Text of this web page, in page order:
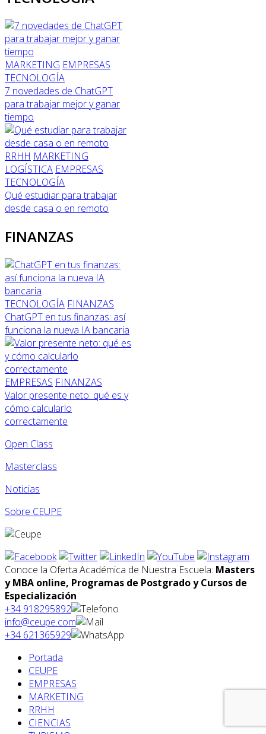
MARKETING EMPRESAS
TECNOLOGÍA
7 novedades de ChatGPT
para trabajar mejor y ganar
tiempo
RRHH MARKETING
LOGÍSTICA EMPRESAS
TECNOLOGÍA
Qué estudiar para trabajar
desde casa o en remoto
FINANZAS
TECNOLOGÍA FINANZAS
ChatGPT en tus finanzas: así
funciona la nueva IA bancaria
EMPRESAS FINANZAS
Valor presente neto: qué es y
cómo calcularlo
correctamente
Open Class
Masterclass
Noticias
Sobre CEUPE
Conoce la Oferta Académica de Nuestra Escuela: Masters
y MBA online, Programas de Postgrado y Cursos de
Especialización
+34 918295892
info@ceupe.com
+34 621365929
Portada
CEUPE
EMPRESAS
MARKETING
RRHH
CIENCIAS